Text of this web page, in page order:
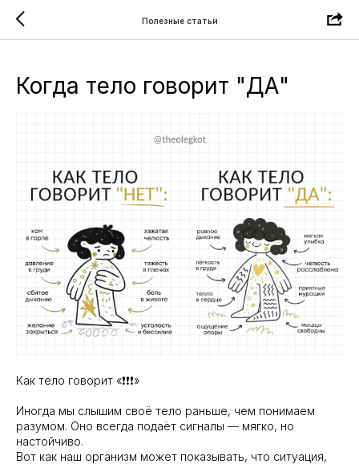
Полезные статьи
Когда тело говорит "ДА"
Как тело говорит «❗️❗️❗️»
Иногда мы слышим своё тело раньше, чем понимаем
разумом. Оно всегда подаёт сигналы — мягко, но
настойчиво.
Вот как наш организм может показывать, что ситуация,